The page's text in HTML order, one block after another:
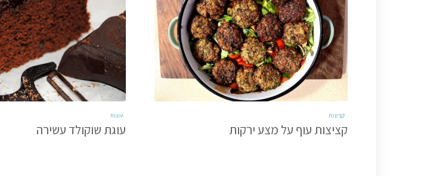
קציצות
קציצות עוף על מצע ירקות
עוגות
עוגת שוקולד עשירה